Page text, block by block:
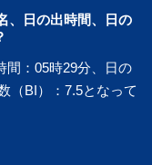
、日の出時間、日の
間：05時29分、日の
（BI）：7.5となって